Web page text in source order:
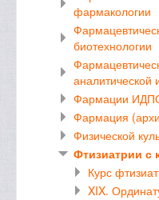
фармакологии
биотехнологии
аналитической
Фармации
Фармация
Физической
Фтизиатрии с
Курс
XIX.